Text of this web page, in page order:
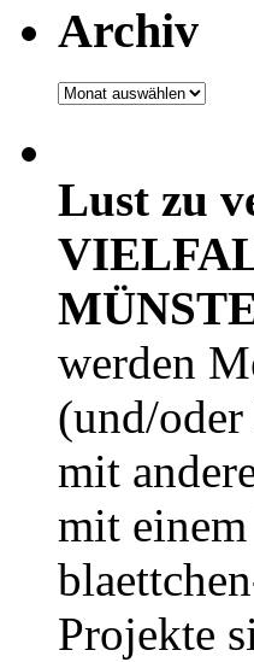
Archiv
Archiv
Lust zu
werden
(und/
mit
mit
Projekte